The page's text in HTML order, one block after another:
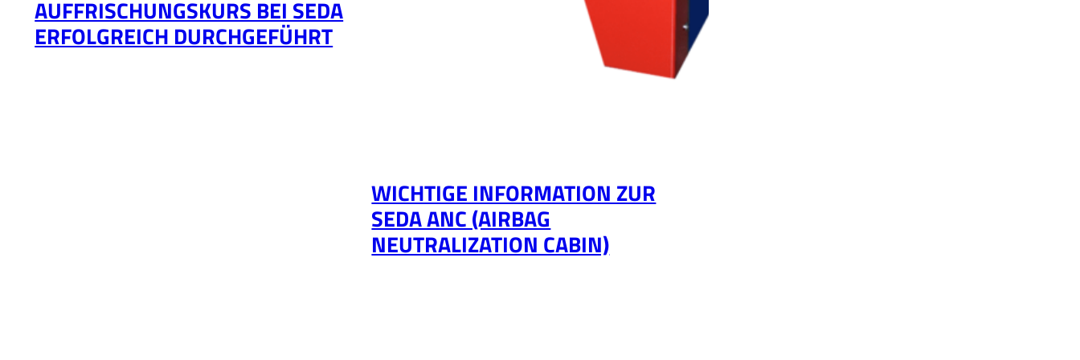
AUFFRISCHUNGSKURS BEI SEDA
ERFOLGREICH DURCHGEFÜHRT
WICHTIGE INFORMATION ZUR
SEDA ANC (AIRBAG
NEUTRALIZATION CABIN)